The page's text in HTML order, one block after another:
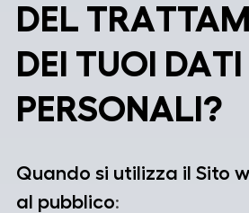
DEL
DEI TUOI DATI
PERSONALI?
Quando si utilizza il Sito
al pubblico: